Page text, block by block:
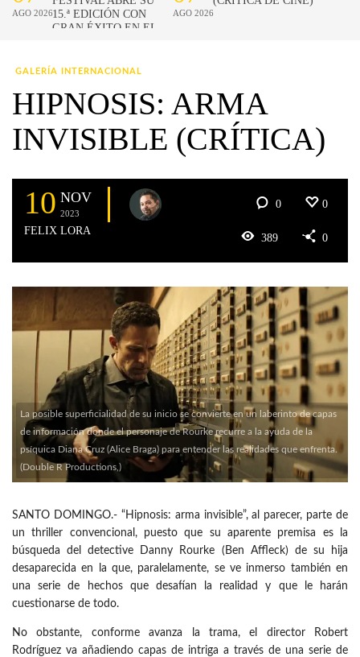
GALERÍA INTERNACIONAL
HIPNOSIS: ARMA
INVISIBLE (CRÍTICA)
10 NOV
2023
FELIX LORA
0 0
389 0
La posible superficialidad de su inicio se convierte en un laberinto de capas
de información donde el personaje de Rourke recurre a la ayuda de la
psíquica Diana Cruz (Alice Braga) para entender las realidades que enfrenta.
(Double R Productions,)
SANTO DOMINGO.- “Hipnosis: arma invisible”, al parecer, parte de
un thriller convencional, puesto que su aparente premisa es la
búsqueda del detective Danny Rourke (Ben Affleck) de su hija
desaparecida en la que, paralelamente, se ve inmerso también en
una serie de hechos que desafían la realidad y que le harán
cuestionarse de todo.
No obstante, conforme avanza la trama, el director Robert
Rodríguez va añadiendo capas de intriga a través de una serie de